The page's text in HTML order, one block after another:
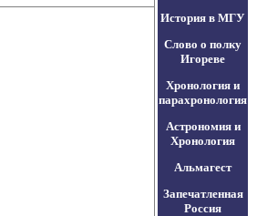
История в МГУ
Слово о полку
Игореве
Хронология и
парахронология
Астрономия и
Хронология
Альмагест
Запечатленная
Россия